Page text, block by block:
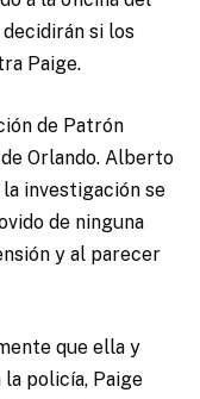
si los
Paige.
de Patrón
Orlando. Alberto
investigación se
de ninguna
y al parecer
que ella y
policía, Paige